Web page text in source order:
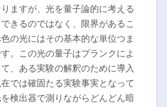
ますが、光を量子論的に考える
きるのではなく、限界があるこ
の光にはその基本的な単位つま
。この光の量子はプランクによ
、ある実験の解釈のために導入
では確固たる実験事実となって
検出器で測りながらどんどん暗